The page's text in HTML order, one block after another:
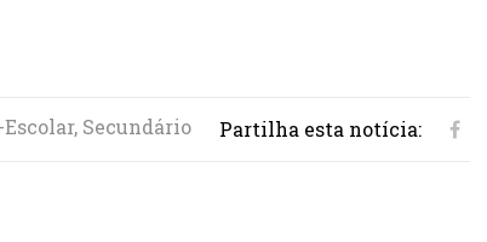
Escolar, Secundário Partilha esta notícia: